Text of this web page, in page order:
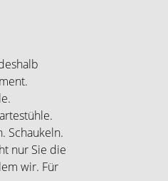
Schaukeln.
nur Sie die
wir. Für